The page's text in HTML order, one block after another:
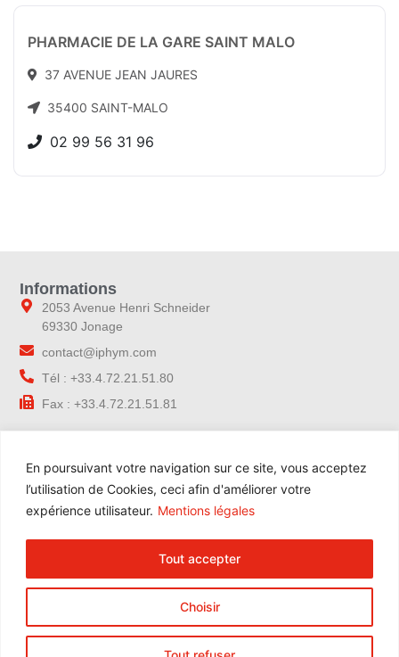
En poursuivant votre navigation sur ce site, vous acceptez
l’utilisation de Cookies, ceci afin d'améliorer votre
expérience utilisateur. Mentions légales
Choisir
Tout accepter
PHARMACIE DE LA GARE SAINT MALO
37 AVENUE JEAN JAURES
35400 SAINT-MALO
02 99 56 31 96
Informations
2053 Avenue Henri Schneider
69330 Jonage
contact@iphym.com
Tél : +33.4.72.21.51.80
Fax : +33.4.72.21.51.81
Accueil
Notre entreprise
Contrôle qualité
Nos gammes
Contact